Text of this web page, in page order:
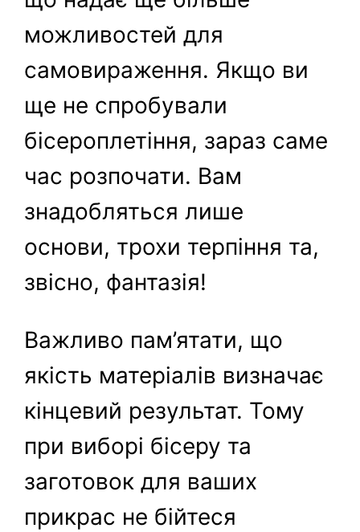
можливостей для
самовираження. Якщо ви
ще не спробували
бісероплетіння, зараз саме
час розпочати. Вам
знадобляться лише
основи, трохи терпіння та,
звісно, фантазія!
Важливо пам’ятати, що
якість матеріалів визначає
кінцевий результат. Тому
при виборі бісеру та
заготовок для ваших
прикрас не бійтеся